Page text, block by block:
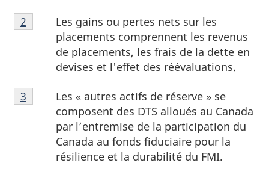
Note
de
2
Les gains ou pertes nets sur les
placements comprennent les revenus
de placements, les frais de la dette en
devises et l'effet des réévaluations.
Retour à la note de bas de page
2 referrer
Note
de
Les « autres actifs de réserve » se
composent des DTS alloués au Canada
par l’entremise de la participation du
Canada au fonds fiduciaire pour la
résilience et la durabilité du FMI.
Retour à la note de bas de page
3 referrer